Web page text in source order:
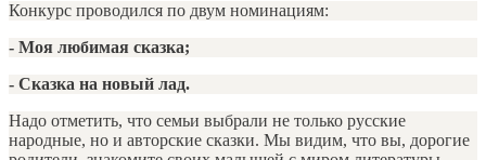
Конкурс проводился по двум номинациям:
- Моя любимая сказка;
- Сказка на новый лад.
Надо отметить, что семьи выбрали не только русские
народные, но и авторские сказки. Мы видим, что вы, дорогие